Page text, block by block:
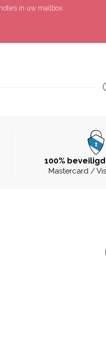
in uw mailbox.
100%
Mastercard /